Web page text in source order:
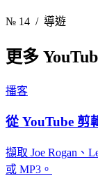
№ 14 / 導遊
更多
播客
從 YouTube 剪
擷取 Joe Rogan、
或 MP3。